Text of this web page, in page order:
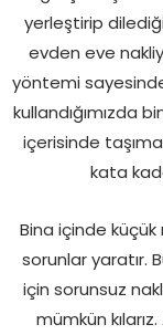
yerleştirip
evden eve
yöntemi
kullandığımızda
içerisinde
kata
Bina içinde
sorunlar yaratır.
için sorunsuz
mümkün